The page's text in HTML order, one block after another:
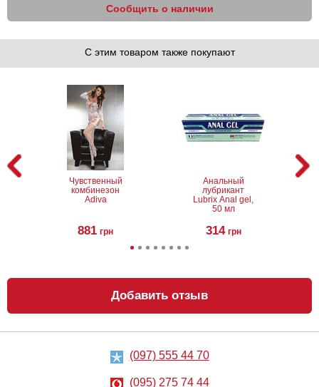
Сообщить о наличии
С этим товаром также покупают
Чувственный
комбинезон
Adiva
881 грн
Анальный
лубрикант
Lubrix Anal gel,
50 мл
314 грн
Лубрикант на
водной основе
Eros Aqua, 50 мл
Анальный
водной основе
Добавить отзыв
(097) 555 44 70
(095) 275 74 44